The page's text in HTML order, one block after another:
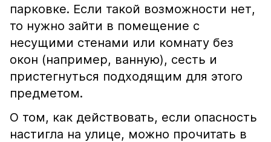
парковке. Если такой возможности нет,
то нужно зайти в помещение с
несущими стенами или комнату без
окон (например, ванную), сесть и
пристегнуться подходящим для этого
предметом.
О том, как действовать, если опасность
настигла на улице, можно прочитать в